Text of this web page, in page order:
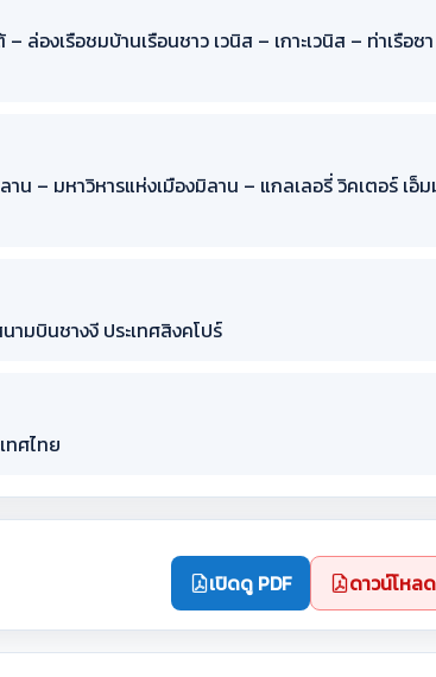
ล่องเรือชมบ้านเรือนชาว เวนิส – เกาะเวนิส – ท่าเรือซา
าน – มหาวิหารแห่งเมืองมิลาน – แกลเลอรี่ วิคเตอร์ เอ็
มบินชางงี ประเทศสิงคโปร์
ทศไทย
เปิดดู PDF ดาวน์โหล